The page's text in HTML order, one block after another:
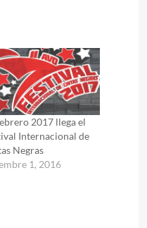
2017 llega el
Internacional de
Negras
1, 2016